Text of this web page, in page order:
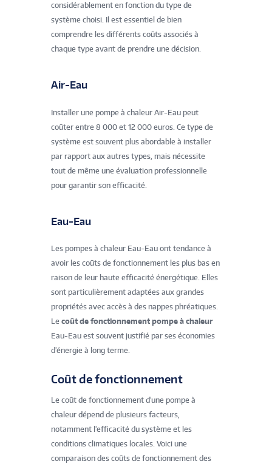
considérablement en fonction du type de
système choisi. Il est essentiel de bien
comprendre les différents coûts associés à
chaque type avant de prendre une décision.
Air-Eau
Installer une pompe à chaleur Air-Eau peut
coûter entre 8 000 et 12 000 euros. Ce type de
système est souvent plus abordable à installer
par rapport aux autres types, mais nécessite
tout de même une évaluation professionnelle
pour garantir son efficacité.
Eau-Eau
Les pompes à chaleur Eau-Eau ont tendance à
avoir les coûts de fonctionnement les plus bas en
raison de leur haute efficacité énergétique. Elles
sont particulièrement adaptées aux grandes
propriétés avec accès à des nappes phréatiques.
Le coût de fonctionnement pompe à chaleur
Eau-Eau est souvent justifié par ses économies
d'énergie à long terme.
Coût de fonctionnement
Le coût de fonctionnement d'une pompe à
chaleur dépend de plusieurs facteurs,
notamment l'efficacité du système et les
conditions climatiques locales. Voici une
comparaison des coûts de fonctionnement des